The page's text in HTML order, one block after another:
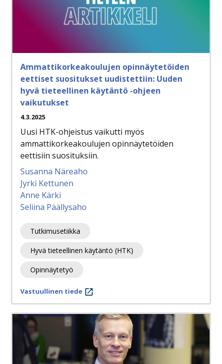
Ammattikorkeakoulujen opinnäytetöiden
eettiset suositukset uudistettiin: Uuden
hyvä tieteellinen käytäntö -ohjeen
vaikutukset
4.3.2025
Uusi HTK-ohjeistus vaikutti myös
ammattikorkeakoulujen opinnäytetöiden
eettisiin suosituksiin.
Susanna Näreaho
Jyrki Kettunen
Anne Kärki
Seliina Päällysaho
Tutkimusetiikka
Hyvä tieteellinen käytäntö (HTK)
Opinnäytetyö
Vastuullinen tiede